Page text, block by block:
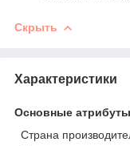
Скрыть
Характеристики
Основные атрибуты
Страна